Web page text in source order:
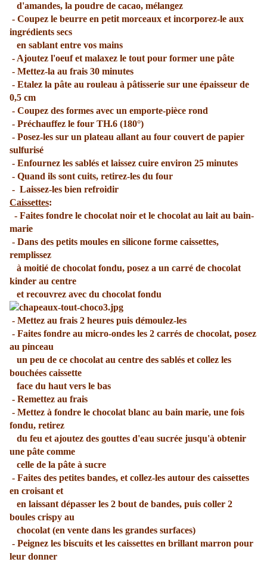
d'amandes, la poudre de cacao, mélangez
- Coupez le beurre en petit morceaux et incorporez-le aux
ingrédients secs
en sablant entre vos mains
- Ajoutez l'oeuf et malaxez le tout pour former une pâte
- Mettez-la au frais 30 minutes
- Etalez la pâte au rouleau à pâtisserie sur une épaisseur de
0,5 cm
- Coupez des formes avec un emporte-pièce rond
- Préchauffez le four TH.6 (180°)
- Posez-les sur un plateau allant au four couvert de papier
sulfurisé
- Enfournez les sablés et laissez cuire environ 25 minutes
- Quand ils sont cuits, retirez-les du four
- Laissez-les bien refroidir
Caissettes:
- Faites fondre le chocolat noir et le chocolat au lait au bain-
marie
- Dans des petits moules en silicone forme caissettes,
remplissez
à moitié de chocolat fondu, posez a un carré de chocolat
kinder au centre
et recouvrez avec du chocolat fondu
- Mettez au frais 2 heures puis démoulez-les
- Faites fondre au micro-ondes les 2 carrés de chocolat, posez
au pinceau
un peu de ce chocolat au centre des sablés et collez les
bouchées caissette
face du haut vers le bas
- Remettez au frais
- Mettez à fondre le chocolat blanc au bain marie, une fois
fondu, retirez
du feu et ajoutez des gouttes d'eau sucrée jusqu'à obtenir
une pâte comme
celle de la pâte à sucre
- Faites des petites bandes, et collez-les autour des caissettes
en croisant et
en laissant dépasser les 2 bout de bandes, puis coller 2
boules crispy au
chocolat (en vente dans les grandes surfaces)
- Peignez les biscuits et les caissettes en brillant marron pour
leur donner